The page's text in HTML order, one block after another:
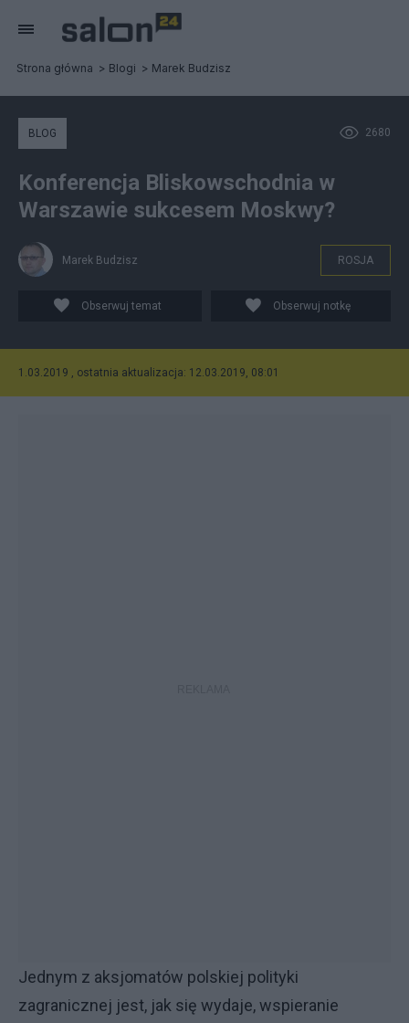
Strona główna Blogi Marek Budzisz
2680
BLOG
Konferencja Bliskowschodnia w
Warszawie sukcesem Moskwy?
Marek Budzisz ROSJA
Obserwuj temat Obserwuj notkę
1.03.2019 , ostatnia aktualizacja: 12.03.2019, 08:01
Jednym z aksjomatów polskiej polityki
zagranicznej jest, jak się wydaje, wspieranie